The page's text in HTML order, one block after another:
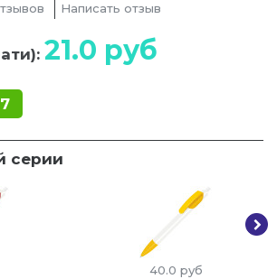
Написать отзыв
21.0 руб
серии
40.0 руб